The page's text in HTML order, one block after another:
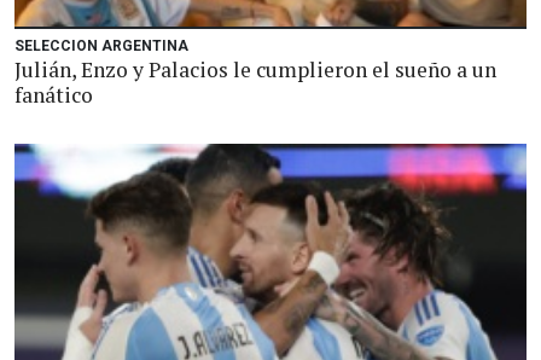
SELECCION ARGENTINA
Julián, Enzo y Palacios le cumplieron el sueño a un
fanático